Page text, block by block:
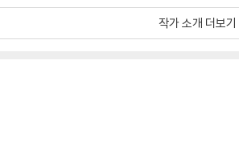
작가 소개 더보기